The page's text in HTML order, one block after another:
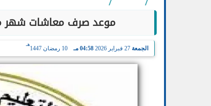
موعد صرف معاشات شهر مارس 2026 للمعلمين.. التعليم
الجمعة 27 فبراير 2026 04:58 مـ 10 رمضان 1447
هـ